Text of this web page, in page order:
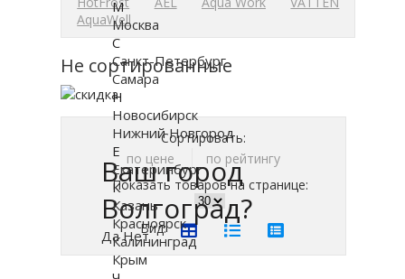
AquaWell
Не сортированные
Сортировать:
по цене
по рейтингу
Показать товаров на странице:
Вид:
Ваш город
Волгоград?
Да Нет
М
Москва
С
Санкт-Петербург
Самара
Н
Новосибирск
Нижний Новгород
Е
Екатеринбург
К
Казань
Красноярск
Калининград
Крым